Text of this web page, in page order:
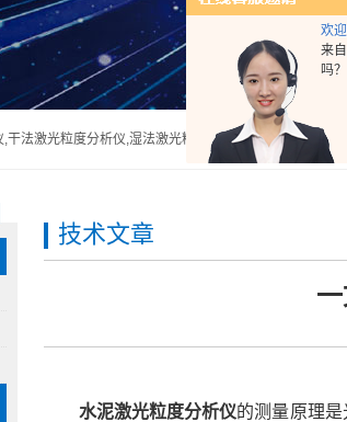
欢迎
来
吗？
干法激光粒度分析仪,湿法激光粒度分析仪
技术文章
水泥激光粒度分析仪的测量原理